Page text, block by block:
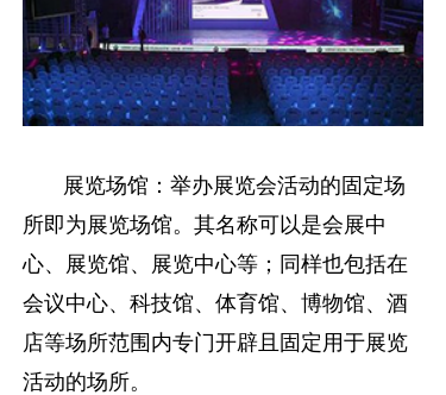
展览场馆：举办展览会活动的固定场
所即为展览场馆。其名称可以是会展中
心、展览馆、展览中心等；同样也包括在
会议中心、科技馆、体育馆、博物馆、酒
店等场所范围内专门开辟且固定用于展览
活动的场所。